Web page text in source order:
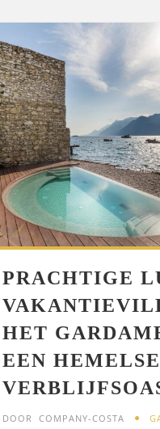
PRACHTIGE
HET
EEN HEMELSE
DOOR COMPANY-COSTA